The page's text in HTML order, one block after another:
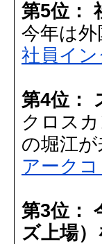
第5位：
今年は
社員イ
第4位：
クロス
の堀江
アーク
第3位：
ズ上場